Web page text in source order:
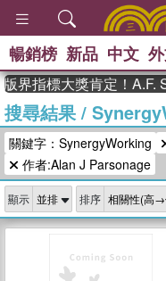
暢銷榜 新品 中文
界指標大獎肯定！A.F.
搜尋結果/
關鍵字：SynergyWorking
作者:Alan J Parsonage
顯示 排序